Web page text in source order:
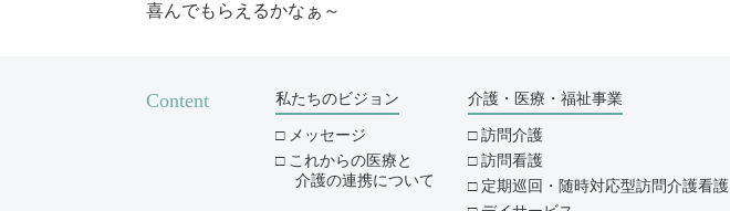
喜んでもらえるかなぁ～
Content 私たちのビジョン
メッセージ
これからの医療と
介護の連携について
介護・医療・福祉事業
訪問介護
訪問看護
定期巡回・随時対応型訪問介護看護